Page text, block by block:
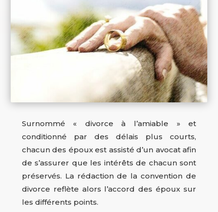
Surnommé « divorce à l’amiable » et
conditionné par des délais plus courts,
chacun des époux est assisté d’un avocat afin
de s’assurer que les intérêts de chacun sont
préservés. La rédaction de la convention de
divorce reflète alors l’accord des époux sur
les différents points.